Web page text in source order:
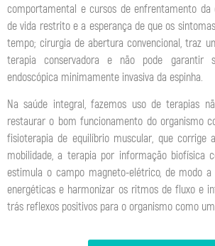
comportamental e cursos de enfrentamento
de vida restrito e a esperança de que os
tempo; cirurgia de abertura convencional, traz
terapia conservadora e não pode garantir
endoscópica minimamente invasiva da espinha.
Na saúde integral, fazemos uso de terapias
restaurar o bom funcionamento do organismo
fisioterapia de equilíbrio muscular, que corrige
mobilidade, a terapia por informação biofísica
estimula o campo magneto-elétrico, de modo
energéticas e harmonizar os ritmos de fluxo e
trás reflexos positivos para o organismo como